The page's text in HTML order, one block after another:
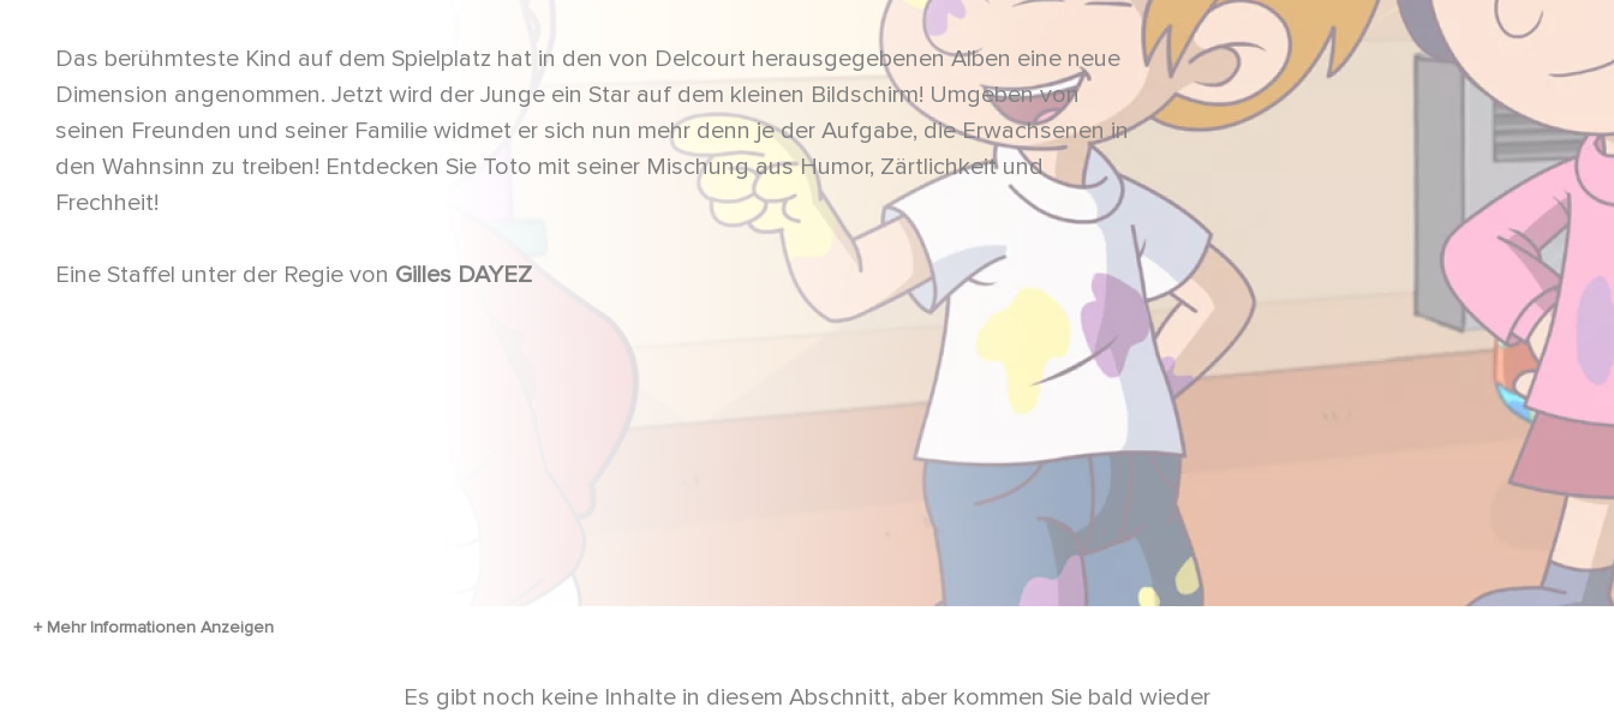
Das berühmteste Kind auf dem Spielplatz hat in den von Delcourt herausgegebenen Alben eine neue
Dimension angenommen. Jetzt wird der Junge ein Star auf dem kleinen Bildschirm! Umgeben von
seinen Freunden und seiner Familie widmet er sich nun mehr denn je der Aufgabe, die Erwachsenen in
den Wahnsinn zu treiben! Entdecken Sie Toto mit seiner Mischung aus Humor, Zärtlichkeit und
Frechheit!
Eine Staffel unter der Regie von Gilles DAYEZ
Es gibt noch keine Inhalte in diesem Abschnitt, aber kommen Sie bald wieder